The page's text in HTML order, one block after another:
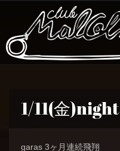
1/11(金)night
garas 3ヶ月連続飛翔